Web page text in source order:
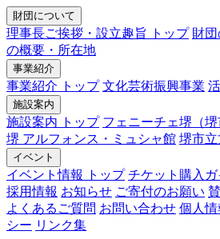
財団について
理事長ご挨拶・設立趣旨 トップ 財
の概要・所在地
事業紹介
事業紹介 トップ 文化芸術振興事業
施設案内
施設案内 トップ フェニーチェ堺（堺
堺 アルフォンス・ミュシャ館 堺市
イベント
イベント情報 トップ チケット購入ガ
採用情報 お知らせ ご寄付のお願い
よくあるご質問 お問い合わせ 個人
シー リンク集